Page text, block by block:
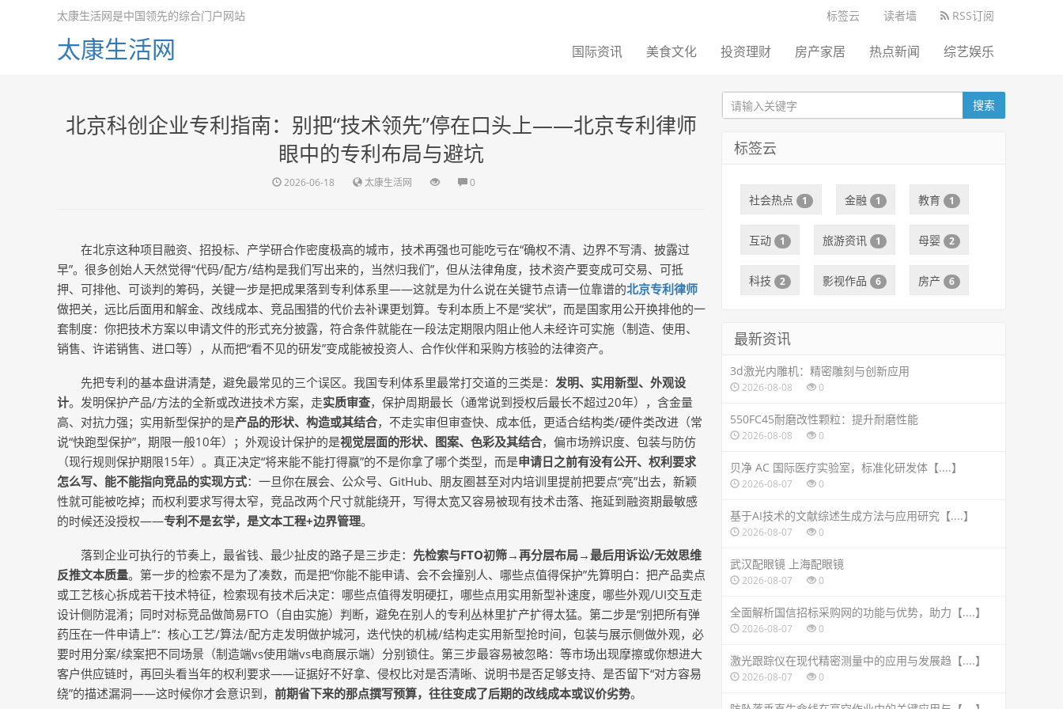
标签云 读者墙 RSS订阅
太康生活网是中国领先的综合门户网站
太康生活网 国际资讯 美食文化 投资理财 房产家居 热点新闻 综艺娱乐
北京科创企业专利指南：别把“技术领先”停在口头上——北京专利律师
眼中的专利布局与避坑
2026-06-18 太康生活网 0
在北京这种项目融资、招投标、产学研合作密度极高的城市，技术再强也可能吃亏在“确权不清、边界不写清、披露过
早”。很多创始人天然觉得“代码/配方/结构是我们写出来的，当然归我们”，但从法律角度， 技术资产要变成可交易、可抵
押、可排他、可谈判的筹码，关键一步是把成果落到专利体系里——这就是为什么说在关键节点请一位靠谱的北京专利律师
做把关，远比后面用和解金、改线成本、竞品围猎的代价去补课更划算。专利本质上不是“奖状”，而是国家用公开换排他的一
套制度：你把技术方案以申请文件的形式充分披露，符合条件就能在一段法定期限内阻止他人未经许可实施（制造、使用、
销售、许诺销售、进口等），从而把“看不见的研发”变成能被投资人、合作伙伴和采购方核验的法律资产。
先把专利的基本盘讲清楚，避免最常见的三个误区。我国专利体系里最常打交道的三类是： 发明、实用新型、外观设
计。发明保护产品/方法的全新或改进技术方案，走实质审查，保护周期最长（通常说到授权后最长不超过20年），含金量
高、对抗力强；实用新型保护的是产品的形状、构造或其结合，不走实审但审查快、成本低，更适合结构类/硬件类改进（常
说“快跑型保护”，期限一般10年）；外观设计保护的是视觉层面的形状、图案、色彩及其结合，偏市场辨识度、包装与防仿
（现行规则保护期限15年）。真正决定“将来能不能打得赢”的不是你拿了哪个类型，而是申请日之前有没有公开、权利要求
怎么写、能不能指向竞品的实现方式：一旦你在展会、公众号、 GitHub、朋友圈甚至对内培训里提前把要点“亮”出去，新颖
性就可能被吃掉；而权利要求写得太窄，竞品改两个尺寸就能绕开，写得太宽又容易被现有技术击落、拖延到融资期最敏感
的时候还没授权——专利不是玄学，是文本工程+边界管理。
落到企业可执行的节奏上，最省钱、最少扯皮的路子是三步走： 先检索与FTO初筛→再分层布局→最后用诉讼/无效思维
反推文本质量。第一步的检索不是为了凑数，而是把“你能不能申请、会不会撞别人、哪些点值得保护”先算明白：把产品卖点
或工艺核心拆成若干技术特征，检索现有技术后决定：哪些点值得发明硬扛，哪些点用实用新型补速度，哪些外观/UI交互走
设计侧防混淆；同时对标竞品做简易FTO（自由实施）判断，避免在别人的专利丛林里扩产扩得太猛。第二步是“别把所有弹
药压在一件申请上”：核心工艺/算法/配方走发明做护城河，迭代快的机械/结构走实用新型抢时间，包装与展示侧做外观，必
要时用分案/续案把不同场景（制造端vs使用端vs电商展示端）分别锁住。第三步最容易被忽略：等市场出现摩擦或你想进大
客户供应链时，再回头看当年的权利要求——证据好不好拿、侵权比对是否清晰、说明书是否足够支持、是否留下“对方容易
绕”的描述漏洞——这时候你才会意识到， 前期省下来的那点撰写预算，往往变成了后期的改线成本或议价劣势。
搜索
标签云
社会热点 1 金融 1 教育 1
互动 1 旅游资讯 1 母婴 2
科技 2 影视作品 6 房产 6
最新资讯
3d激光内雕机：精密雕刻与创新应用
2026-08-08 0
550FC45耐磨改性颗粒：提升耐磨性能
2026-08-08 0
贝净 AC 国际医疗实验室，标准化研发体【....】
2026-08-07 0
基于AI技术的文献综述生成方法与应用研究【....】
2026-08-07 0
武汉配眼镜 上海配眼镜
2026-08-07 0
全面解析国信招标采购网的功能与优势，助力【....】
2026-08-07 0
激光跟踪仪在现代精密测量中的应用与发展趋【....】
2026-08-07 0